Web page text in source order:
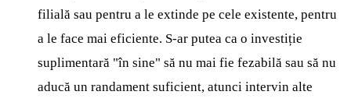
filială sau pentru a le extinde pe cele existente, pentru
a le face mai eficiente. S-ar putea ca o investiție
suplimentară "în sine" să nu mai fie fezabilă sau să nu
aducă un randament suficient, atunci intervin alte